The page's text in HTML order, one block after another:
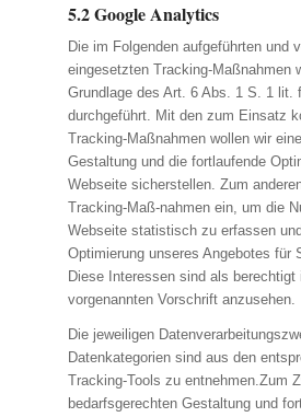
5.2 Google Analytics
Die im Folgenden aufgeführten und
eingesetzten Tracking-Maßnahmen
Grundlage des Art. 6 Abs. 1 S. 1 lit.
durchgeführt. Mit den zum Einsatz
Tracking-Maßnahmen wollen wir
Gestaltung und die fortlaufende
Webseite sicherstellen. Zum
Tracking-Maß-nahmen ein, um die
Webseite statistisch zu erfassen
Optimierung unseres Angebotes für
Diese Interessen sind als berechtigt
vorgenannten Vorschrift anzusehen.
Die jeweiligen
Datenkategorien sind aus den
Tracking-Tools zu entnehmen.Zum
bedarfsgerechten Gestaltung und